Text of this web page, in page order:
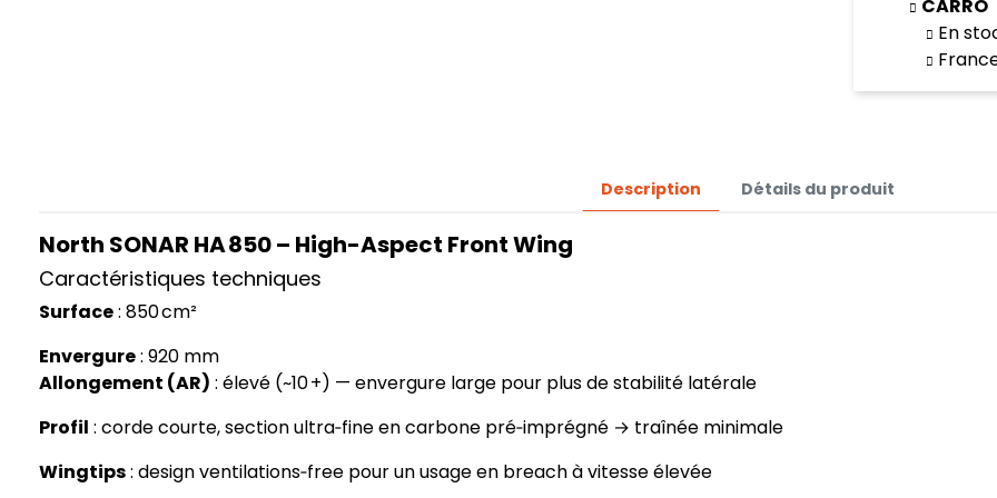
CARRO
En
Description Détails du produit
North SONAR HA 850 – High-Aspect Front Wing
Caractéristiques techniques
Surface: 850 cm²
Envergure: 920 mm
Allongement (AR) : élevé (~10 +) — envergure large pour plus de stabilité latérale
Profil : corde courte, section ultra‑fine en carbone pré‑imprégné → traînée minimale
Wingtips: design ventilations‑free pour un usage en breach à vitesse élevée